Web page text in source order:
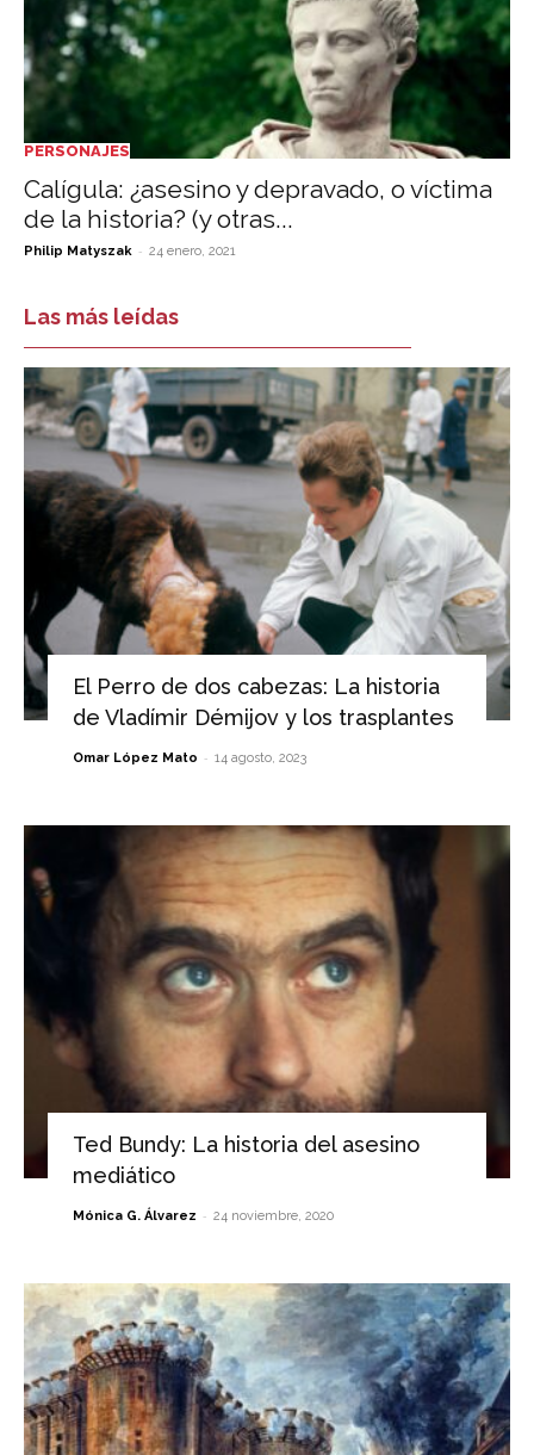
PERSONAJES
Calígula: ¿asesino y depravado, o víctima
de la historia? (y otras...
Philip Matyszak - 24 enero, 2021
Las más leídas
El Perro de dos cabezas: La historia
de Vladímir Démijov y los trasplantes
Omar López Mato - 14 agosto, 2023
Ted Bundy: La historia del asesino
mediático
Mónica G. Álvarez - 24 noviembre, 2020